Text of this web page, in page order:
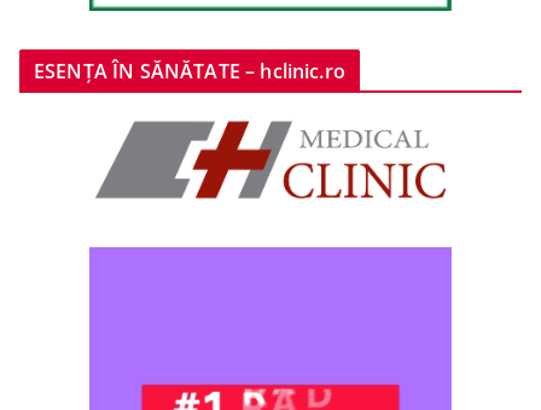
ESENȚA ÎN SĂNĂTATE – hclinic.ro